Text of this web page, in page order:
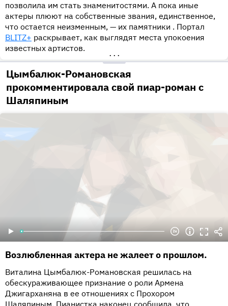
позволила им стать знаменитостями. А пока иные
актеры плюют на собственные звания, единственное,
что остается неизменным, — их памятники . Портал
BLITZ+ раскрывает, как выглядят места упокоения
известных артистов.
•••
Цымбалюк-Романовская
прокомментировала свой пиар-роман с
Шаляпиным
Возлюбленная актера не жалеет о прошлом.
Виталина Цымбалюк-Романовская решилась на
обескураживающее признание о роли Армена
Джигарханяна в ее отношениях с Прохором